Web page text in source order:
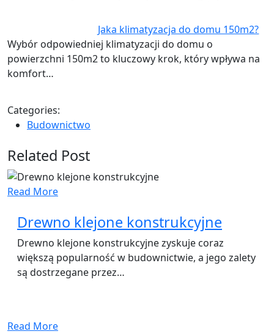
Jaka klimatyzacja do domu 150m2?
Wybór odpowiedniej klimatyzacji do domu o
powierzchni 150m2 to kluczowy krok, który wpływa na
komfort…
Categories:
Budownictwo
Related Post
Read More
Drewno klejone konstrukcyjne
Drewno klejone konstrukcyjne zyskuje coraz
większą popularność w budownictwie, a jego zalety
są dostrzegane przez…
Read More